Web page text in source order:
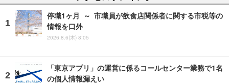
停職1ヶ月 ～ 市職員が飲食店関係者に関する市税等の
情報を口外
2026.8.6(木) 8:05
「東京アプリ」の運営に係るコールセンター業務で1名
の個人情報漏えい